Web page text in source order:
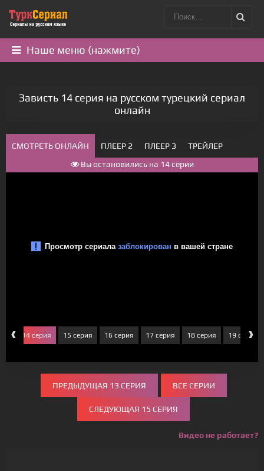
Наше меню (нажмите)
Зависть 14 серия на русском турецкий сериал
онлайн
СМОТРЕТЬ ОНЛАЙН ПЛЕЕР 2 ПЛЕЕР 3
ТРЕЙЛЕР
Вы остановились на 14 серии
‹ 14 серия 15 серия 16 серия 17 серия 18 серия 19 серия
›
ПРЕДЫДУЩАЯ 13 СЕРИЯ ВСЕ СЕРИИ
СЛЕДУЮЩАЯ 15 СЕРИЯ
Видео не работает?